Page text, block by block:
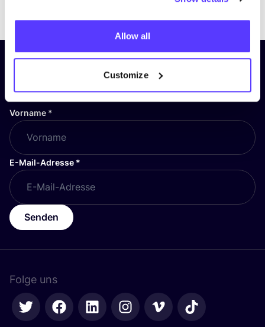
Allow all
Customize
Abonniere unseren Newsletter
und bleibe auf dem Laufenden!
Vorname *
E-Mail-Adresse *
Senden
Folge uns